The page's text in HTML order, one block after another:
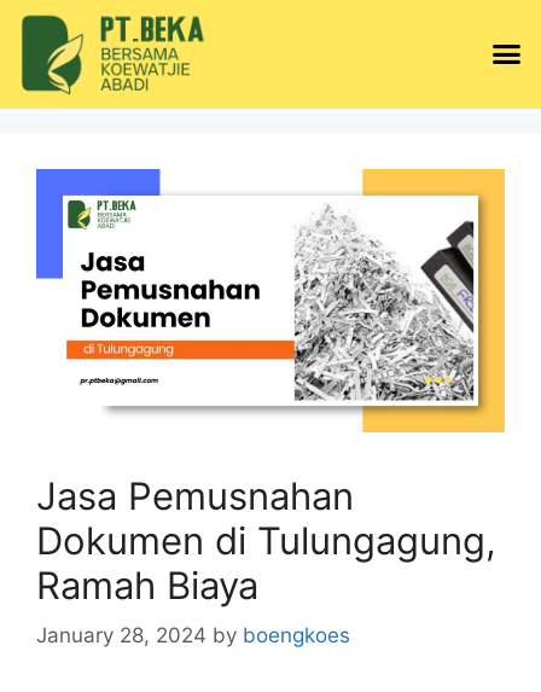
Jasa Pemusnahan
Dokumen di Tulungagung,
Ramah Biaya
January 28, 2024 by boengkoes